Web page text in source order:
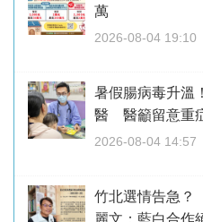
萬
2026-08-04 19:10
暑假腸病毒升溫
醫 醫籲留意重
2026-08-04 14:57
竹北選情告急
麗文：藍白合作